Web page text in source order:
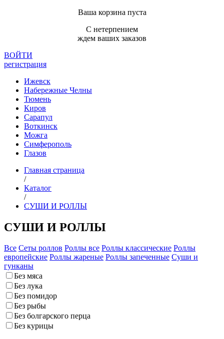
Ваша корзина пуста
С нетерпением
ждем ваших заказов
ВОЙТИ
регистрация
Ижевск
Набережные Челны
Тюмень
Киров
Сарапул
Воткинск
Можга
Симферополь
Глазов
Главная страница
/
Каталог
/
СУШИ И РОЛЛЫ
СУШИ И РОЛЛЫ
Все Сеты роллов Роллы все Роллы классические Роллы
европейские Роллы жареные Роллы запеченные Суши и
гунканы
Без мяса
Без лука
Без помидор
Без рыбы
Без болгарского перца
Без курицы